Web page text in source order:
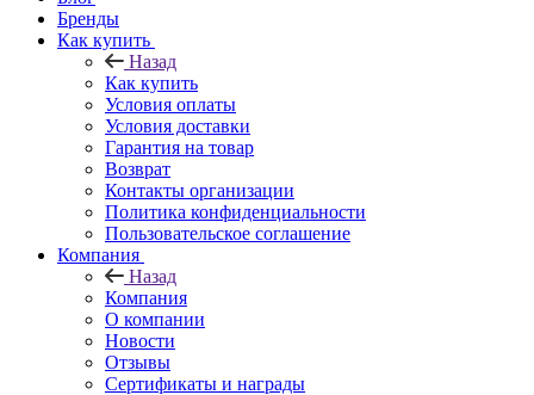
Бренды
Как купить
Назад
Как купить
Условия оплаты
Условия доставки
Гарантия на товар
Возврат
Контакты организации
Политика конфиденциальности
Пользовательское соглашение
Компания
Назад
Компания
О компании
Новости
Отзывы
Сертификаты и награды